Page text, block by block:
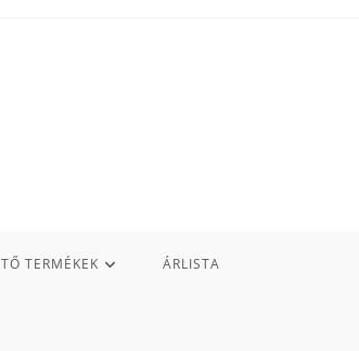
TERMÉKEK ÁRLISTA